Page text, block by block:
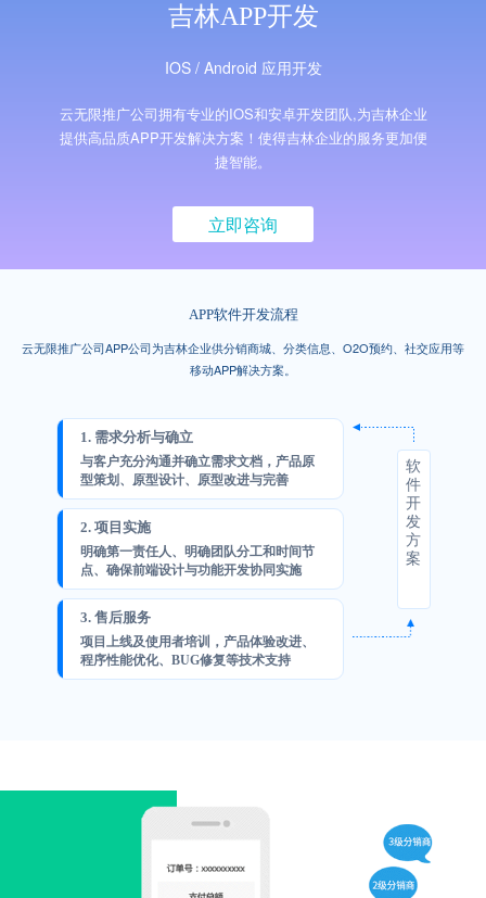
H5制作营销 物联网开发
SEO优化顾问
SEO标签设置
加入我们
吉林APP开发
IOS / Android 应用开发
云无限推广公司拥有专业的IOS和安卓开发团队,为吉林企业
提供高品质APP开发解决方案！使得吉林企业的服务更加便
捷智能。
立即咨询
APP软件开发流程
云无限推广公司APP公司为吉林企业供分销商城、分类信息、O2O预约、社交应用等
移动APP解决方案。
软
件
开
发
方
案
1. 需求分析与确立
与客户充分沟通并确立需求文档，产品原
型策划、原型设计、原型改进与完善
2. 项目实施
明确第一责任人、明确团队分工和时间节
点、确保前端设计与功能开发协同实施
3. 售后服务
项目上线及使用者培训，产品体验改进、
程序性能优化、BUG修复等技术支持